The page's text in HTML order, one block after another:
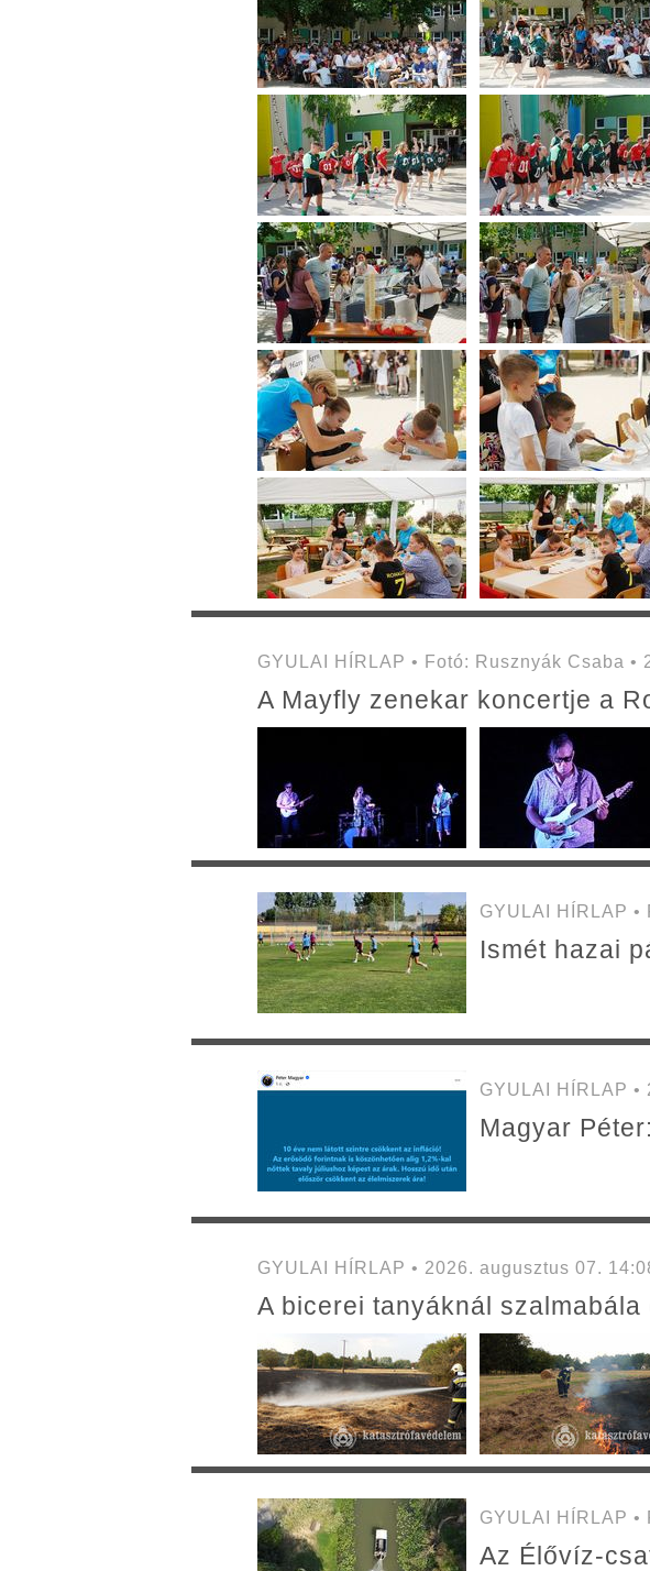
GYULAI HÍRLAP • Fotó: Rusznyák Csaba •
A Mayfly zenekar koncertje a
GYULAI HÍRLAP
Ismét hazai
GYULAI HÍRLAP
Magyar
GYULAI HÍRLAP • 2026. augusztus 07.
A bicerei tanyáknál
GYULAI HÍRLAP
Az Élővíz-